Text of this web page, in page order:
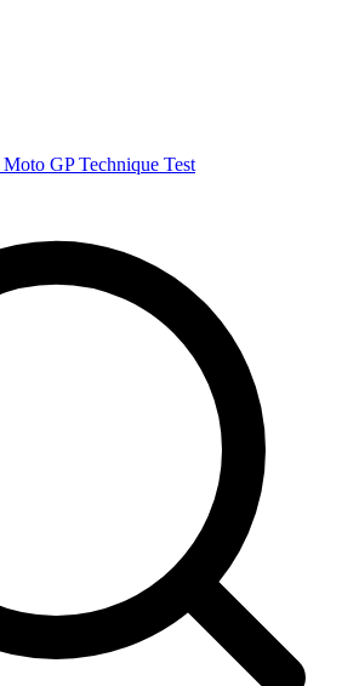
Moto GPTechnique Test